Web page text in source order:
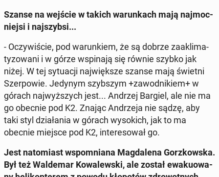
Szanse na wejście w takich wa­run­kach mają naj­moc­
niej­si i naj­szyb­si...
- Oczy­wi­ście, pod wa­run­kiem, że są dobrze za­akli­ma­
ty­zo­wa­ni i w górze wspi­na­ją się równie szybko jak
niżej. W tej sy­tu­acji naj­więk­sze szanse mają świetni
Szer­po­wie. Jedynym szyb­szym +za­wod­ni­kiem+ w
górach naj­wyż­szych jest... Andrzej Bargiel, ale nie ma
go obecnie pod K2. Znając An­drze­ja nie sądzę, aby
taki styl dzia­ła­nia w górach wy­so­kich, jak to ma
obecnie miejsce pod K2, in­te­re­so­wał go.
Jest na­to­miast wspo­mnia­na Mag­da­le­na Gorz­kow­ska.
Był też Wal­de­mar Ko­wa­lew­ski, ale został ewa­ku­owa­